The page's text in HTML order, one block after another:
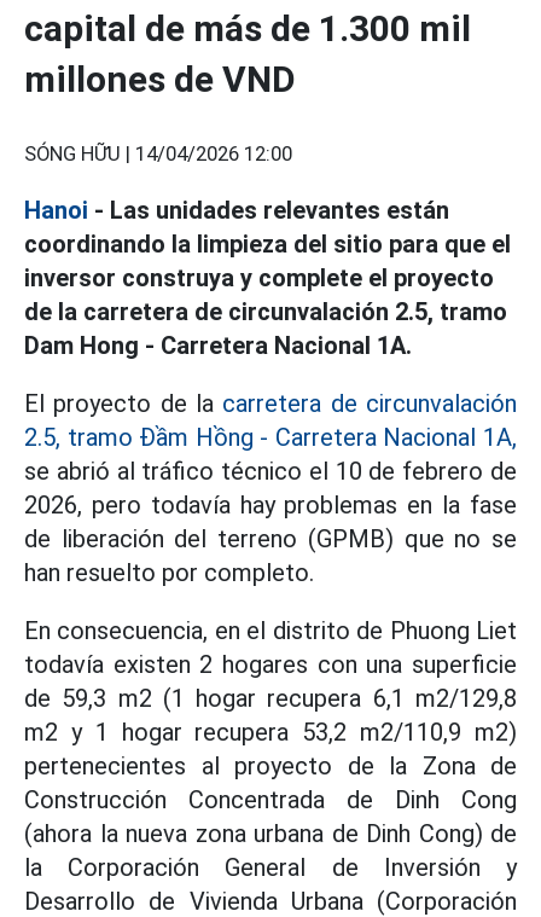
capital de más de 1.300 mil
millones de VND
SÓNG HỮU | 14/04/2026 12:00
Hanoi - Las unidades relevantes están
coordinando la limpieza del sitio para que el
inversor construya y complete el proyecto
de la carretera de circunvalación 2.5, tramo
Dam Hong - Carretera Nacional 1A.
El proyecto de la carretera de circunvalación
2.5, tramo Đầm Hồng - Carretera Nacional 1A,
se abrió al tráfico técnico el 10 de febrero de
2026, pero todavía hay problemas en la fase
de liberación del terreno (GPMB) que no se
han resuelto por completo.
En consecuencia, en el distrito de Phuong Liet
todavía existen 2 hogares con una superficie
de 59,3 m2 (1 hogar recupera 6,1 m2/129,8
m2 y 1 hogar recupera 53,2 m2/110,9 m2)
pertenecientes al proyecto de la Zona de
Construcción Concentrada de Dinh Cong
(ahora la nueva zona urbana de Dinh Cong) de
la Corporación General de Inversión y
Desarrollo de Vivienda Urbana (Corporación